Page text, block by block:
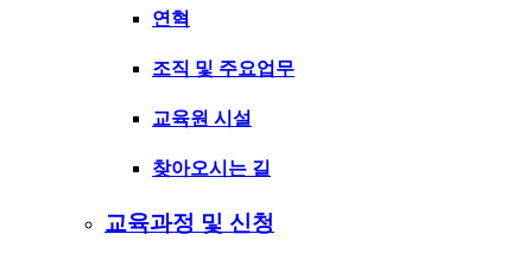
연혁
조직 및 주요업무
교육원 시설
찾아오시는 길
교육과정 및 신청